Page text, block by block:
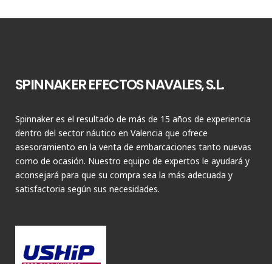
SPINNAKER EFECTOS NAVALES, S.L.
Spinnaker es el resultado de más de 15 años de experiencia
dentro del sector náutico en Valencia que ofrece
asesoramiento en la venta de embarcaciones tanto nuevas
como de ocasión. Nuestro equipo de expertos le ayudará y
aconsejará para que su compra sea la más adecuada y
satisfactoria según sus necesidades.